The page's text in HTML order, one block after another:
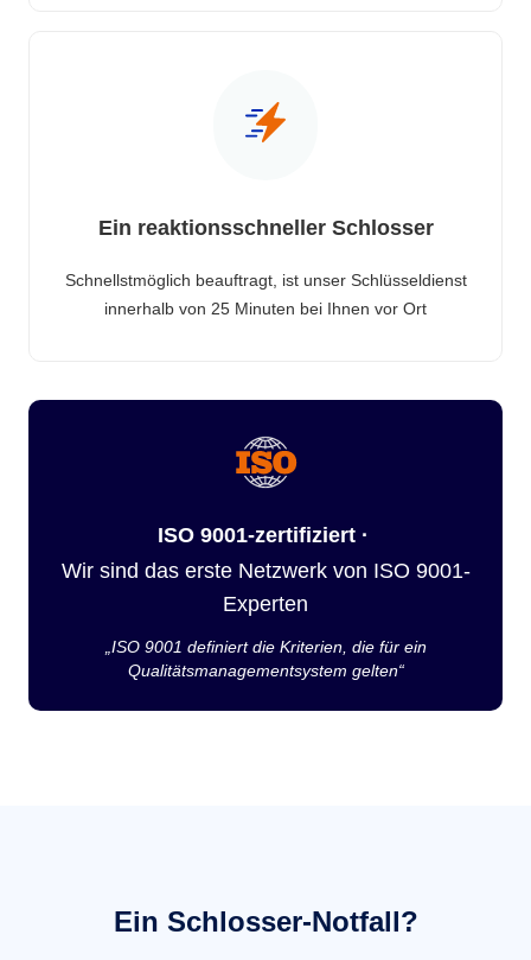
Ein reaktionsschneller Schlosser
Schnellstmöglich beauftragt, ist unser Schlüsseldienst
innerhalb von 25 Minuten bei Ihnen vor Ort
ISO 9001-zertifiziert ·
Wir sind das erste Netzwerk von ISO 9001-
Experten
„ISO 9001 definiert die Kriterien, die für ein
Qualitätsmanagementsystem gelten“
Ein Schlosser-Notfall?